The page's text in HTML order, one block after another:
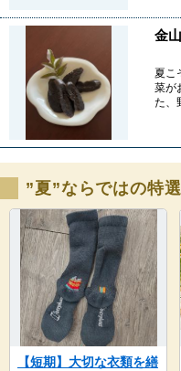
金
夏こ
菜が
た、
”夏”ならではの特
【短期】大切な衣類を繕